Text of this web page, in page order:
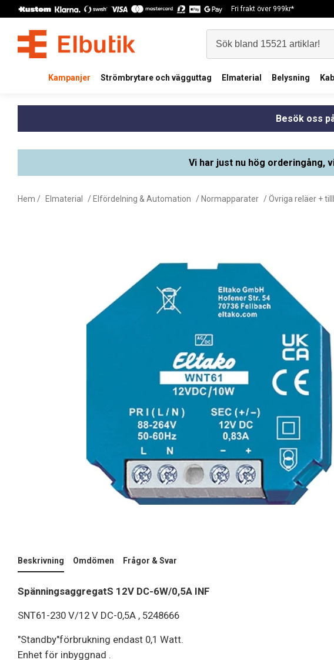
Fri frakt över 999kr*
Kampanjer Strömbrytare och vägguttag Elmaterial Belysning
Besök oss
Vi har just nu hög orderingång,
Hem / Elmaterial / Elfördelning & Automation / Normapparater /Övriga reläer +
Beskrivning Omdömen Frågor & Svar
SpänningsaggregatS 12V DC-6W/0,5A INF
SNT61-230 V/12 V DC-0,5A , 5248666
"Standby"förbrukning endast 0,1 Watt.
Enhet för inbyggnad .